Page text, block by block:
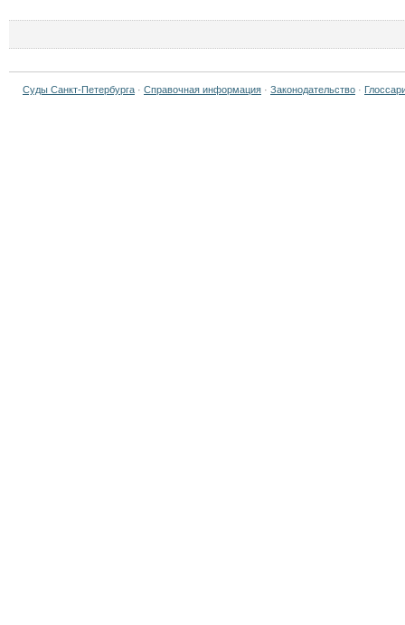
Суды Санкт-Петербурга · Справочная информация · Законодательство ·